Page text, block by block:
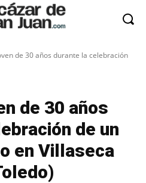
de 30 años durante la celebración
de 30 años
de un
en Villaseca